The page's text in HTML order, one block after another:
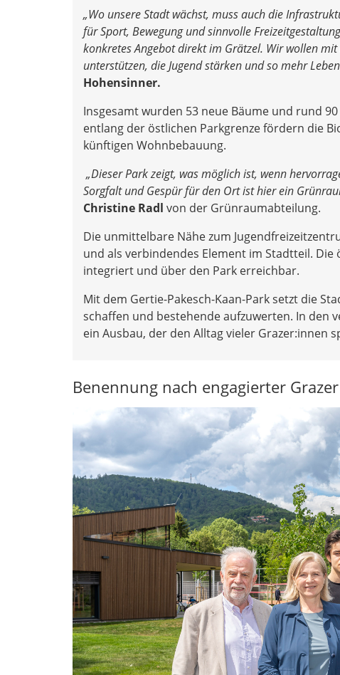
„Wo unsere Stadt wächst, muss auch die
für Sport, Bewegung und sinnvolle
konkretes Angebot direkt im Grätzel. Wir wollen
unterstützen, die Jugend stärken und so mehr
Hohensinner.
Insgesamt wurden 53 neue Bäume und rund
entlang der östlichen Parkgrenze fördern die
künftigen Wohnbebauung.
„Dieser Park zeigt, was möglich ist, wenn
Sorgfalt und Gespür für den Ort ist hier ein
Christine Radl von der Grünraumabteilung.
Die unmittelbare Nähe zum
und als verbindendes Element im Stadtteil. Die
integriert und über den Park erreichbar.
Mit dem Gertie-Pakesch-Kaan-Park setzt die
schaffen und bestehende aufzuwerten. In den
ein Ausbau, der den Alltag vieler Grazer:innen
Benennung nach engagierter